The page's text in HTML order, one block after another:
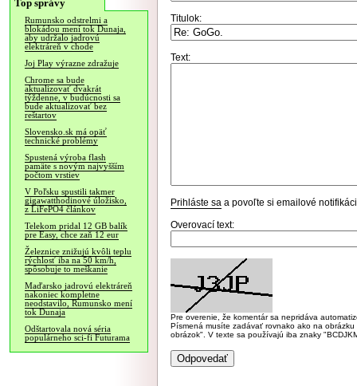
Top správy
Rumunsko odstrelmi a
blokádou mení tok Dunaja,
aby udržalo jadrovú
elektráreň v chode
Joj Play výrazne zdražuje
Chrome sa bude
aktualizovať dvakrát
týždenne, v budúcnosti sa
bude aktualizovať bez
reštartov
Slovensko.sk má opäť
technické problémy
Spustená výroba flash
pamäte s novým najvyšším
počtom vrstiev
V Poľsku spustili takmer
gigawatthodinové úložisko,
z LiFePO4 článkov
Telekom pridal 12 GB balík
pre Easy, chce zaň 12 eur
Železnice znižujú kvôli teplu
rýchlosť iba na 50 km/h,
spôsobuje to meškanie
Maďarsko jadrovú elektráreň
nakoniec kompletne
neodstavilo, Rumunsko mení
tok Dunaja
Odštartovala nová séria
populárneho sci-fi Futurama
Titulok:
Text:
Prihláste sa a povoľte si emailové
Overovací text:
Pre overenie, že komentár sa nepridáva
Písmená musíte zadávať rovnako ako na
obrázok". V texte sa používajú iba znaky